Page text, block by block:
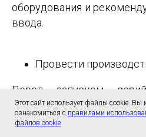
оборудования и
ввода.
Провести
Перед запуском
целесообразно
переработку
Этот сайт использует файлы cookie. Вы
ознакомиться с правилами
файлов cookie